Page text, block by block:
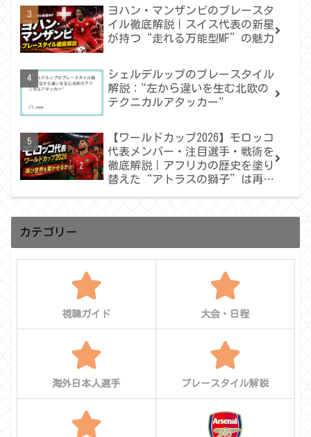
ヨハン・マンザンビのプレースタ
イル徹底解説｜スイス代表の新星
が持つ“走れる万能型MF”の魅力
シェルデルップのプレースタイル
解説："左から違いを生む北欧の
テクニカルアタッカー"
【ワールドカップ2026】モロッコ
代表メンバー・注目選手・戦術を
徹底解説｜アフリカの歴史を塗り
替えた“アトラスの獅子”は再び
カテゴリー
視聴ガイド 大会・日程
海外日本人選手 プレースタイル解説